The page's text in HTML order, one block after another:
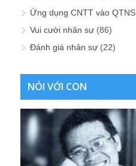
Ứng dụng CNTT vào QTNS
Vui cười nhân sự (86)
Đánh giá nhân sự (22)
NÓI VỚI CON